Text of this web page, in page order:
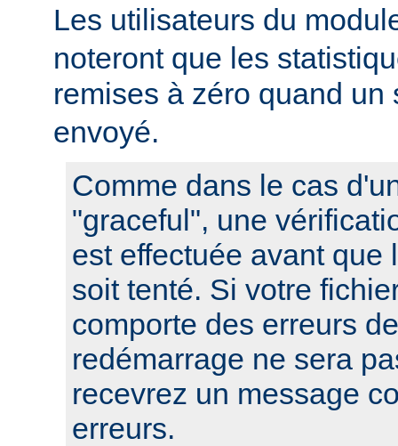
Les utilisateurs du
noteront que les
remises à zéro quand
envoyé.
Comme dans le cas
"graceful", une
est effectuée avant que
soit tenté. Si votre
comporte des erreurs
redémarrage ne sera
recevrez un message
erreurs.